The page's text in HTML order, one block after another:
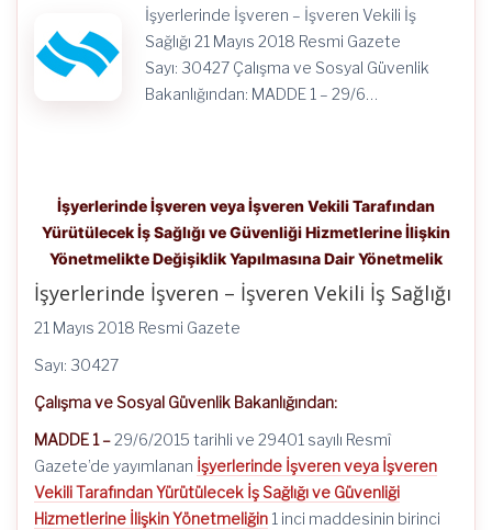
Değişiklik
Yapılmasına
Dair
Yönetmelik
için
İşyerlerinde İşveren – İşveren Vekili İş
Sağlığı 21 Mayıs 2018 Resmi Gazete
Sayı: 30427 Çalışma ve Sosyal Güvenlik
Bakanlığından: MADDE 1 – 29/6…
İşyerlerinde İşveren veya İşveren Vekili Tarafından
Yürütülecek İş Sağlığı ve Güvenliği Hizmetlerine İlişkin
Yönetmelikte Değişiklik Yapılmasına Dair Yönetmelik
İşyerlerinde İşveren – İşveren Vekili İş Sağlığı
21 Mayıs 2018 Resmi Gazete
Sayı: 30427
Çalışma ve Sosyal Güvenlik Bakanlığından:
MADDE 1 –29/6/2015 tarihli ve 29401 sayılı Resmî
Gazete’de yayımlanan İşyerlerinde İşveren veya İşveren
Vekili Tarafından Yürütülecek İş Sağlığı ve Güvenliği
Hizmetlerine İlişkin Yönetmeliğin 1 inci maddesinin birinci